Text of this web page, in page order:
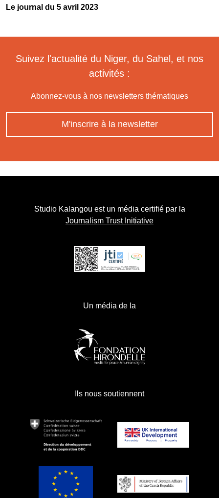
Le journal du 5 avril 2023
Suivez l'actualité du Niger, du Sahel, et nos
activités :
Abonnez-vous à nos newsletters thématiques
M'inscrire à la newsletter
Studio Kalangou est un média certifié par la
Journalism Trust Initiative
Un média de la
Ils nous soutiennent